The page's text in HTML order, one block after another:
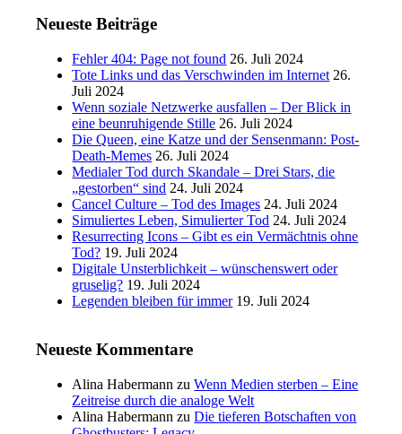
Neueste Beiträge
Fehler 404: Page not found 26. Juli 2024
Tote Links und das Verschwinden im Internet 26.
Juli 2024
Wenn soziale Netzwerke ausfallen – Der Blick in
eine beunruhigende Stille 26. Juli 2024
Die Queen, eine Katze und der Sensenmann: Post-
Death-Memes 26. Juli 2024
Medialer Tod durch Skandale – Drei Stars, die
„gestorben“ sind 24. Juli 2024
Cancel Culture – Tod des Images 24. Juli 2024
Simuliertes Leben, Simulierter Tod 24. Juli 2024
Resurrecting Icons – Gibt es ein Vermächtnis ohne
Tod? 19. Juli 2024
Digitale Unsterblichkeit – wünschenswert oder
gruselig? 19. Juli 2024
Legenden bleiben für immer 19. Juli 2024
Neueste Kommentare
Alina Habermann zuWenn Medien sterben – Eine
Zeitreise durch die analoge Welt
Alina Habermann zuDie tieferen Botschaften von